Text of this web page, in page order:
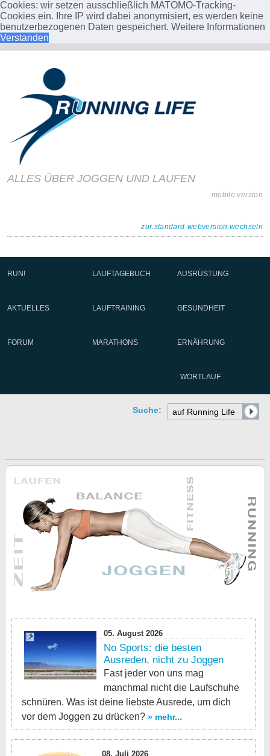
Cookies: wir setzen ausschließlich MATOMO-Tracking-
Cookies ein. Ihre IP wird dabei anonymisiert, es werden keine
benutzerbezogenen Daten gespeichert. Weitere Informationen
Verstanden
ALLES ÜBER JOGGEN UND LAUFEN
mobile.version
zur.standard-webversion.wechseln
RUN! LAUFTAGEBUCH AUSRÜSTUNG
AKTUELLES LAUFTRAINING GESUNDHEIT
FORUM MARATHONS ERNÄHRUNG
WORTLAUF
Suche:
05. August 2026
No Sports: die besten
Ausreden, nicht zu Joggen
Fast jeder von uns mag
manchmal nicht die Laufschuhe
schnüren. Was ist deine liebste Ausrede, um dich
vor dem Joggen zu drücken? » mehr...
08. Juli 2026